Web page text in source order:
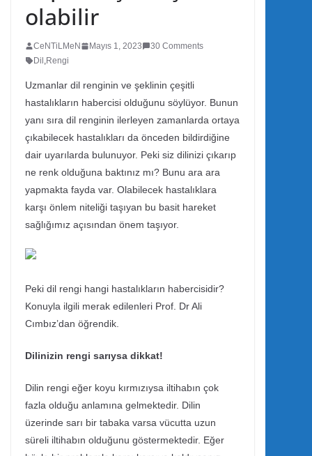
olabilir
CeNTiLMeN Mayıs 1, 2023
30 Comments
Dil Rengi
Uzmanlar dil renginin ve şeklinin çeşitli
hastalıkların habercisi olduğunu söylüyor. Bunun
yanı sıra dil renginin ilerleyen zamanlarda ortaya
çıkabilecek hastalıkları da önceden bildirdiğine
dair uyarılarda bulunuyor. Peki siz dilinizi çıkarıp
ne renk olduğuna baktınız mı? Bunu ara ara
yapmakta fayda var. Olabilecek hastalıklara
karşı önlem niteliği taşıyan bu basit hareket
sağlığımız açısından önem taşıyor.
Peki dil rengi hangi hastalıkların habercisidir?
Konuyla ilgili merak edilenleri Prof. Dr Ali
Cımbız’dan öğrendik.
Dilinizin rengi sarıysa dikkat!
Dilin rengi eğer koyu kırmızıysa iltihabın çok
fazla olduğu anlamına gelmektedir. Dilin
üzerinde sarı bir tabaka varsa vücutta uzun
süreli iltihabın olduğunu göstermektedir. Eğer